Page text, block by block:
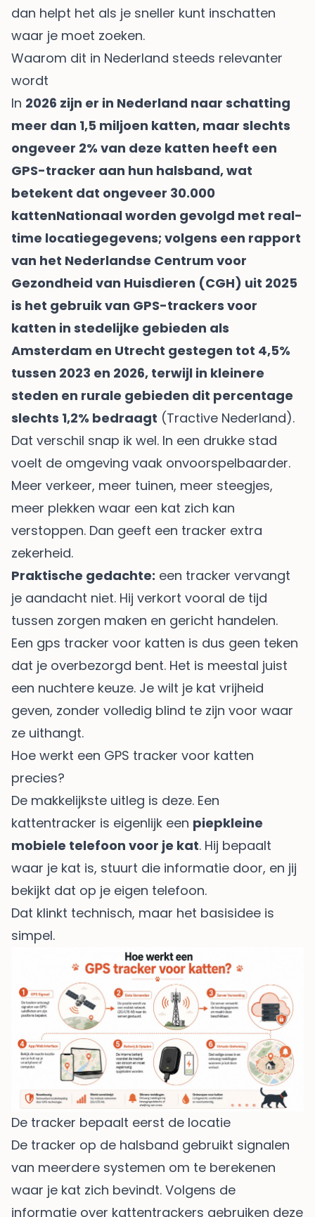
dan helpt het als je sneller kunt inschatten
waar je moet zoeken.
Waarom dit in Nederland steeds relevanter
wordt
In 2026 zijn er in Nederland naar schatting
meer dan 1,5 miljoen katten, maar slechts
ongeveer 2% van deze katten heeft een
GPS-tracker aan hun halsband, wat
betekent dat ongeveer 30.000
kattenNationaal worden gevolgd met real-
time locatiegegevens; volgens een rapport
van het Nederlandse Centrum voor
Gezondheid van Huisdieren (CGH) uit 2025
is het gebruik van GPS-trackers voor
katten in stedelijke gebieden als
Amsterdam en Utrecht gestegen tot 4,5%
tussen 2023 en 2026, terwijl in kleinere
steden en rurale gebieden dit percentage
slechts 1,2% bedraagt (Tractive Nederland).
Dat verschil snap ik wel. In een drukke stad
voelt de omgeving vaak onvoorspelbaarder.
Meer verkeer, meer tuinen, meer steegjes,
meer plekken waar een kat zich kan
verstoppen. Dan geeft een tracker extra
zekerheid.
Praktische gedachte: een tracker vervangt
je aandacht niet. Hij verkort vooral de tijd
tussen zorgen maken en gericht handelen.
Een gps tracker voor katten is dus geen teken
dat je overbezorgd bent. Het is meestal juist
een nuchtere keuze. Je wilt je kat vrijheid
geven, zonder volledig blind te zijn voor waar
ze uithangt.
Hoe werkt een GPS tracker voor katten
precies?
De makkelijkste uitleg is deze. Een
kattentracker is eigenlijk een piepkleine
mobiele telefoon voor je kat. Hij bepaalt
waar je kat is, stuurt die informatie door, en jij
bekijkt dat op je eigen telefoon.
Dat klinkt technisch, maar het basisidee is
simpel.
De tracker bepaalt eerst de locatie
De tracker op de halsband gebruikt signalen
van meerdere systemen om te berekenen
waar je kat zich bevindt. Volgens de
informatie over kattentrackers gebruiken deze